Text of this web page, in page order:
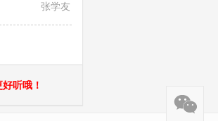
张学友
听哦！